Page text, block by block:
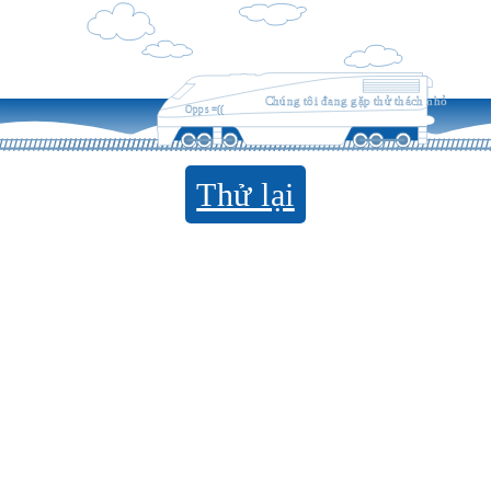
Opps =((
Chúng tôi đang gặp thử thách nhỏ
Thử lại